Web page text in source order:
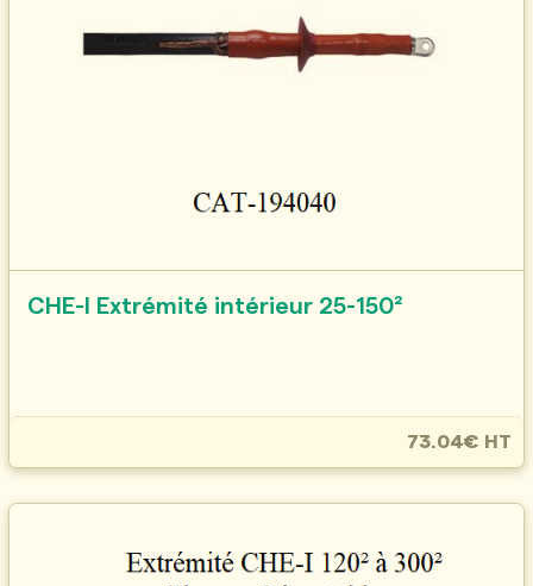
CHE-I Extrémité intérieur 25-150²
73.04€ HT